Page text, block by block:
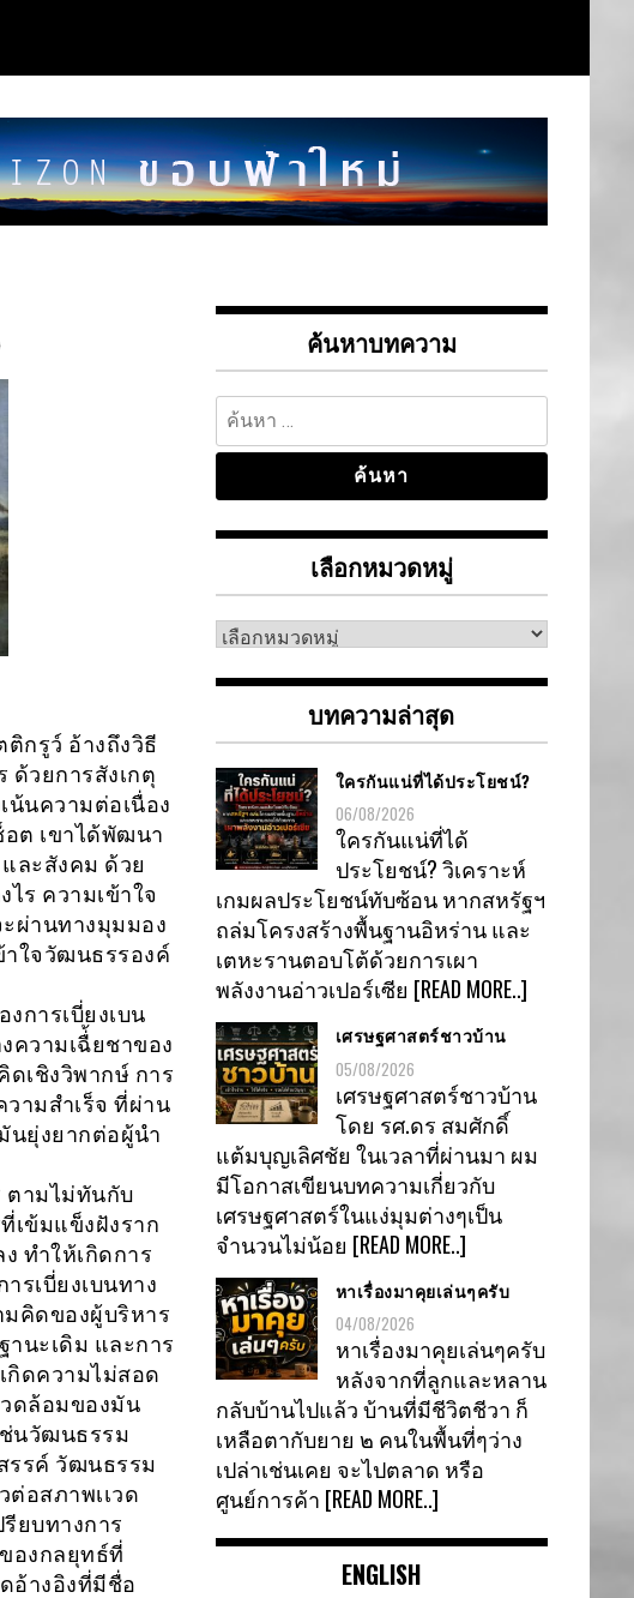
ติกรูว์ อ้างถึงวิธี
ด้วยการสังเกตุ
น้นความต่อเนื่อง
อต เขาได้พัฒนา
ละสังคม ด้วย
ร ความเข้าใจ
ะผ่านทางมุมมอง
าใจวัฒนธรรองค์
การเบี่ยงเบน
ความเฉื่้ยชาของ
เชิงวิพากษ์ การ
ามสำเร็จ ที่ผ่าน
นยุ่งยากต่อผู้นำ
ตามไม่ทันกับ
เข้มแข็งฝังราก
ทำให้เกิดการ
รเบี่ยงเบนทาง
คิดของผู้บริหาร
นะเดิม และการ
กิดความไม่สอด
ดล้อมของมัน
ช่นวัฒนธรรม
รรค์ วัฒนธรรม
อสภาพเเวด
ยบทางการ
องกลยุทธ์ที่
อ้างอิงที่มีชื่อ
ค้นหาบทความ
ค้นหา
สำหรับ:
เลือกหมวดหมู่
เลือก
หมู่
บทความล่าสุด
ใครกันแน่ที่ได้ประโยชน์?
06/08/2026
ใครกันแน่ที่ได้
ประโยชน์? วิเคราะห์
เกมผลประโยชน์ทับซ้อน หากสหรัฐฯ
ถล่มโครงสร้างพื้นฐานอิหร่าน และ
เตหะรานตอบโต้ด้วยการเผา
พลังงานอ่าวเปอร์เซีย [READ MORE..]
เศรษฐศาสตร์ชาวบ้าน
05/08/2026
เศรษฐศาสตร์ชาวบ้าน
โดย รศ.ดร สมศักดิ์
แต้มบุญเลิศชัย ในเวลาที่ผ่านมา ผม
มีโอกาสเขียนบทความเกี่ยวกับ
เศรษฐศาสตร์ในแง่มุมต่างๆเป็น
จำนวนไม่น้อย [READ MORE..]
หาเรื่องมาคุยเล่นๆครับ
04/08/2026
หาเรื่องมาคุยเล่นๆครับ
หลังจากที่ลูกและหลาน
กลับบ้านไปแล้ว บ้านที่มีชีวิตชีวา ก็
เหลือตากับยาย ๒ คนในพื้นที่ๆว่าง
เปล่าเช่นเคย จะไปตลาด หรือ
ศูนย์การค้า [READ MORE..]
ENGLISH